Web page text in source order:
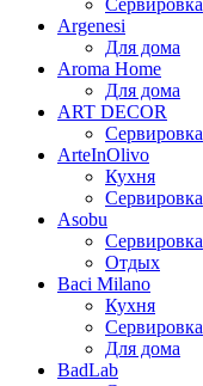
Сервировка
Argenesi
Для дома
Aroma Home
Для дома
ART DECOR
Сервировка
ArteInOlivo
Кухня
Сервировка
Asobu
Сервировка
Отдых
Baci Milano
Кухня
Сервировка
Для дома
BadLab